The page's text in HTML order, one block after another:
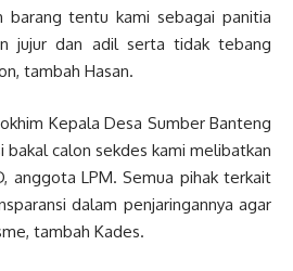
barang tentu kami sebagai panitia
jujur dan adil serta tidak tebang
tambah Hasan.
Kepala Desa Sumber Banteng
calon sekdes kami melibatkan
anggota LPM. Semua pihak terkait
dalam penjaringannya agar
tambah Kades.